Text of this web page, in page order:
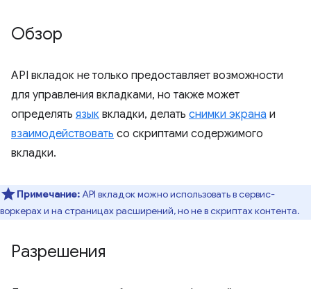
Обзор
API вкладок не только предоставляет возможности
для управления вкладками, но также может
определять язык вкладки, делать снимки экрана и
взаимодействовать со скриптами содержимого
вкладки.
Примечание:API вкладок можно использовать в сервис-
воркерах и на страницах расширений, но не в скриптах контента.
Разрешения